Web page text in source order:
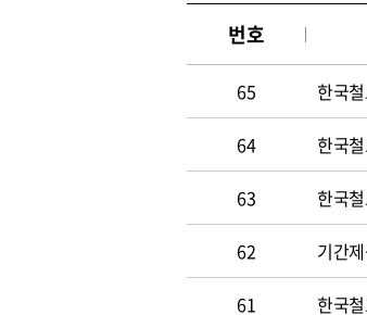
번호
65 한국
64 한국
63 한국
62 기간
61 한국